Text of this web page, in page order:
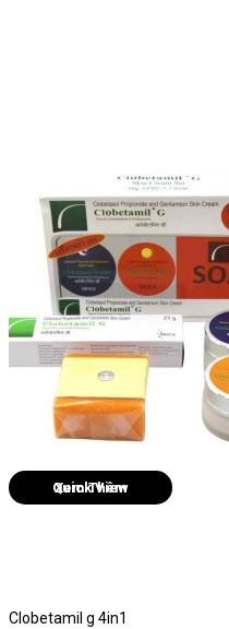
Quick View
Clobetamil g 4in1